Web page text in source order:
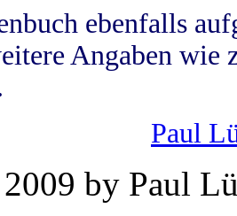
ebenfalls
Angaben wie
Paul
by Paul